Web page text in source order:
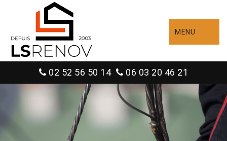
MENU
02 52 56 50 14 06 03 20 46 21